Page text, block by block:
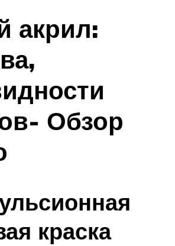
акрил:
Обзор
краска